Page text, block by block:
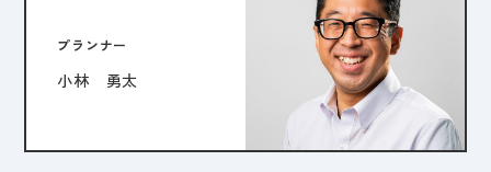
プランナー
小林 勇太